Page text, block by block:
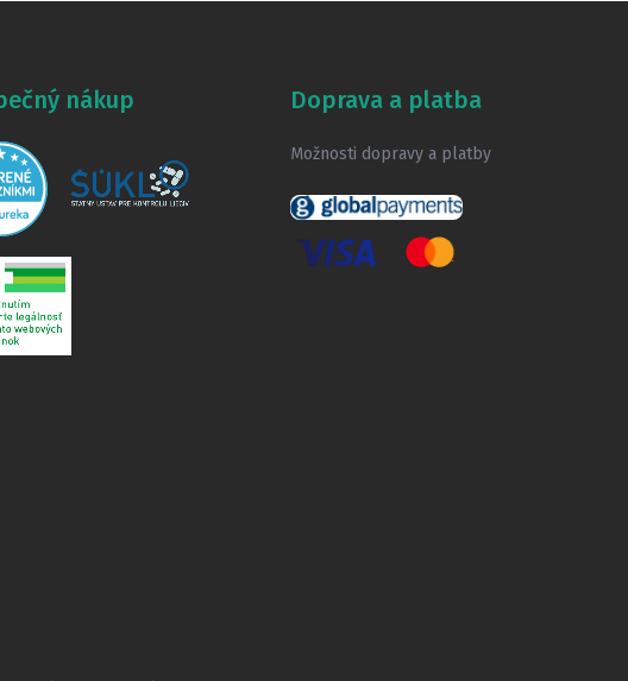
nákup Doprava a platba
Možnosti dopravy a platby